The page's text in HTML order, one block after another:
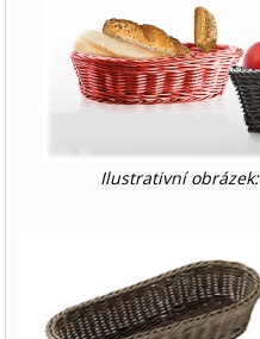
Ilustrativní obrázek: